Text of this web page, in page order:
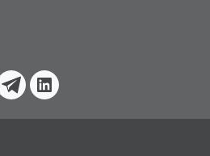
TelegramLinkedin